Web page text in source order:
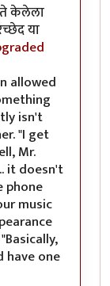
केलेला
या
allowed
isn't
"I get
Mr.
it doesn't
phone
music
have one